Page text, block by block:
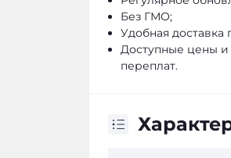
Без ГМО;
Удобная доставка
Доступные цены и
переплат.